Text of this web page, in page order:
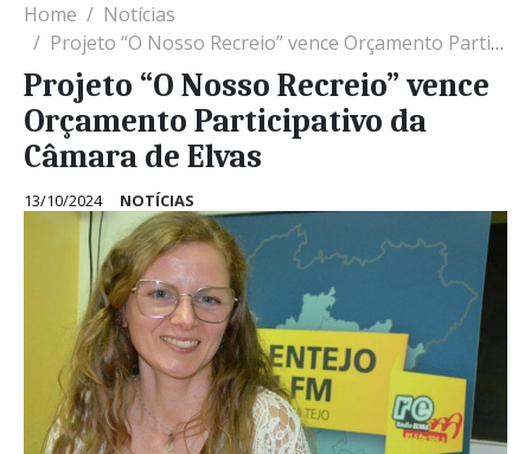
Home
Notícias
Projeto “O Nosso Recreio” vence Orçamento Participativo da Câmara de Elvas
Projeto “O Nosso Recreio” vence
Orçamento Participativo da
Câmara de Elvas
13/10/2024 NOTÍCIAS